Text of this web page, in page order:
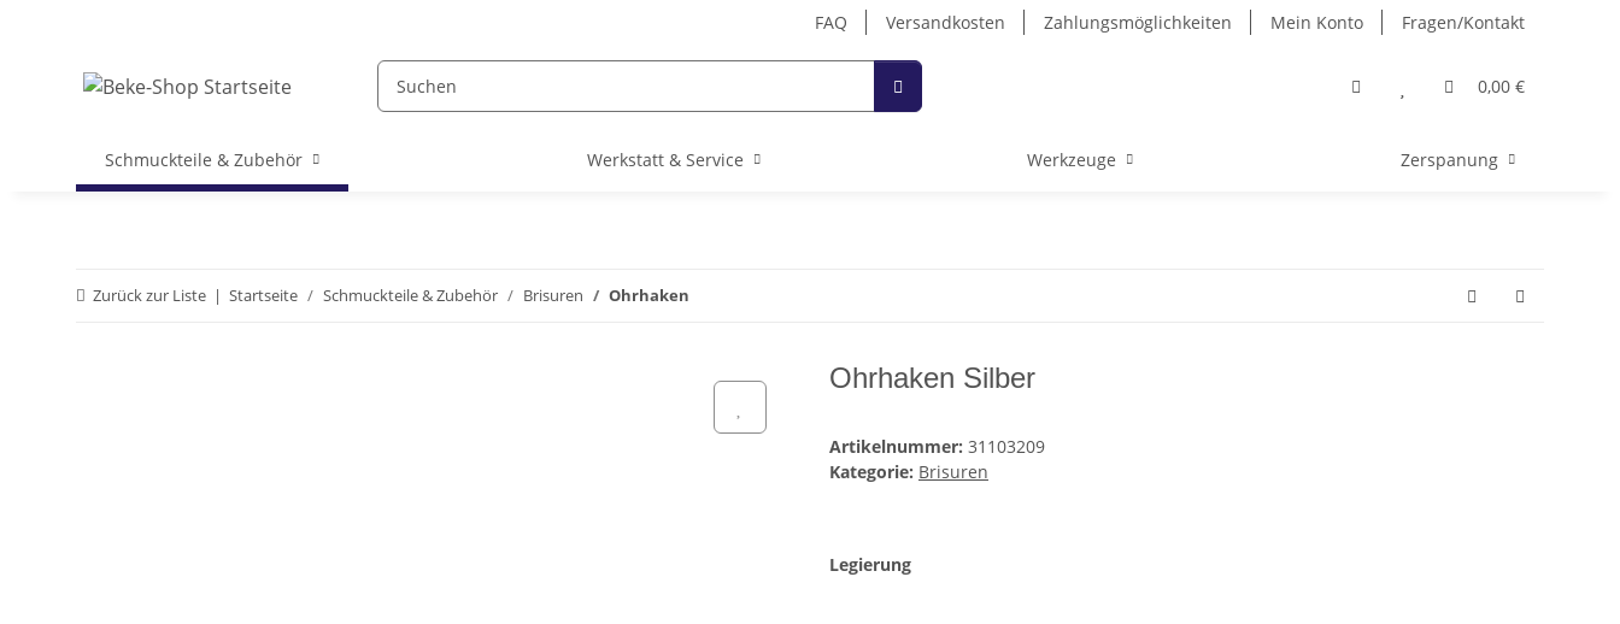
FAQ Versandkosten Zahlungsmöglichkeiten Mein Konto Fragen/Kontakt
0,00 €
Schmuckteile & Zubehör Werkstatt & Service Werkzeuge Zerspanung
Zurück zur Liste Startseite Schmuckteile & Zubehör Brisuren Ohrhaken
Ohrhaken Silber
Artikelnummer: 31103209
Kategorie: Brisuren
Legierung